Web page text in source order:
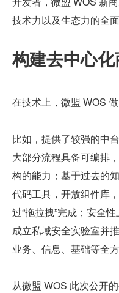
技术力以及生态力的全
构建去中心
在技术上，微盟 WOS
比如，提供了较强的中
大部分流程具备可编排
构的能力；基于过去的
代码工具，开放组件库
过“拖拉拽”完成；安全
成立私域安全实验室并
业务、信息、基础等全
从微盟 WOS 此次公开